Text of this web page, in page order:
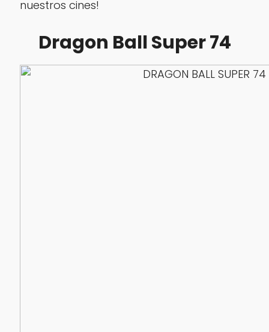
nuestros cines!
Dragon Ball Super 74